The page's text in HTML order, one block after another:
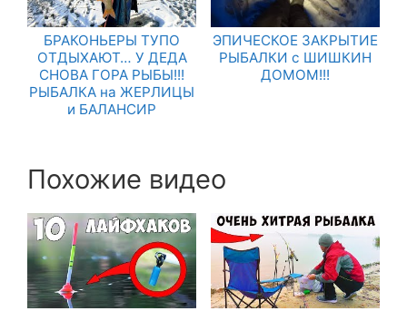
БРАКОНЬЕРЫ ТУПО
ОТДЫХАЮТ… У ДЕДА
СНОВА ГОРА РЫБЫ!!!
РЫБАЛКА на ЖЕРЛИЦЫ
и БАЛАНСИР
ЭПИЧЕСКОЕ ЗАКРЫТИЕ
РЫБАЛКИ с ШИШКИН
ДОМОМ!!!
Похожие видео